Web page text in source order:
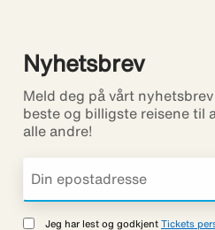
Nyhetsbrev
Meld deg på vårt
beste og billigste reisene til
alle andre!
Jeg har lest og godkjent Tickets